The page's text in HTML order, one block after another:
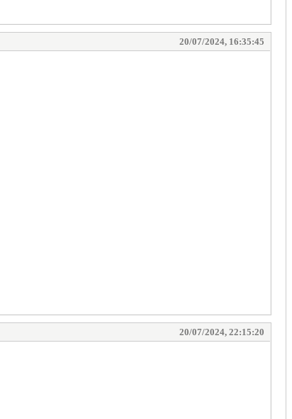
20/07/2024, 16:35:45
20/07/2024, 22:15:20